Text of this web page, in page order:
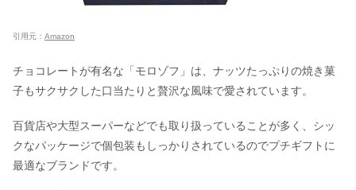
引用元： Amazon
チョコレートが有名な「モロゾフ」は、ナッツたっぷりの焼き菓
子もサクサクした口当たりと贅沢な風味で愛されています。
百貨店や大型スーパーなどでも取り扱っていることが多く、シッ
クなパッケージで個包装もしっかりされているのでプチギフトに
最適なブランドです。